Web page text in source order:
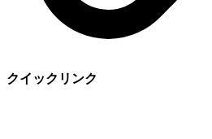
クイックリンク